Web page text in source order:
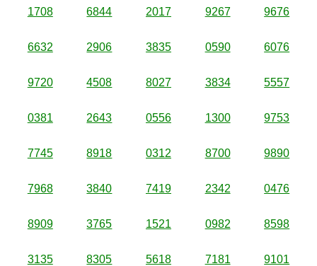
1708 6844 2017 9267 9676
6632 2906 3835 0590 6076
9720 4508 8027 3834 5557
0381 2643 0556 1300 9753
7745 8918 0312 8700 9890
7968 3840 7419 2342 0476
8909 3765 1521 0982 8598
3135 8305 5618 7181 9101